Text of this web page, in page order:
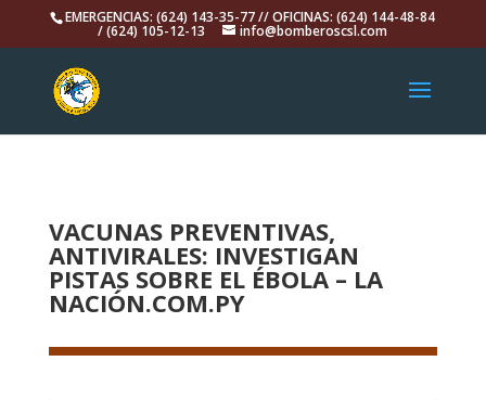
EMERGENCIAS: (624) 143-35-77 // OFICINAS: (624) 144-48-84
/ (624) 105-12-13 info@bomberoscsl.com
VACUNAS PREVENTIVAS,
ANTIVIRALES: INVESTIGAN
PISTAS SOBRE EL ÉBOLA – LA
NACIÓN.COM.PY